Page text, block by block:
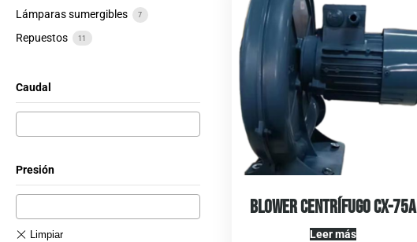
Lámparas sumergibles 7
Repuestos 11
Caudal
Presión
Blower Centrífugo CX-75A
Leer más